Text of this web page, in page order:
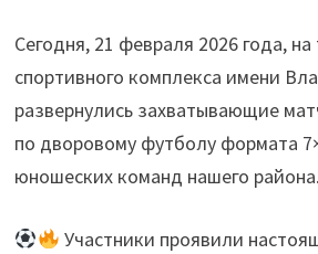
Сегодня, 21 февраля 2026 года,
спортивного комплекса имени
развернулись захватывающие
по дворовому футболу формата
юношеских команд нашего района.
Участники проявили